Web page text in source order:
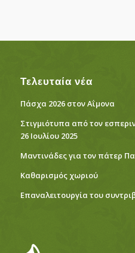
Τελευταία νέα
Πάσχα 2026 στον Αΐμονα
Στιγμιότυπα από τον
26 Ιουλίου 2025
Μαντινάδες για τον πάτερ
Καθαρισμός χωριού
Eπαναλειτουργία του